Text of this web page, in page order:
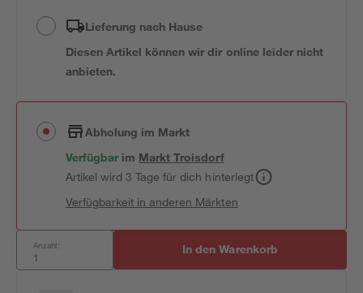
Lieferung nach Hause
Diesen Artikel können wir dir online leider nicht
anbieten.
Abholung im Markt
Verfügbar im MarktTroisdorf
Artikel wird 3 Tage für dich hinterlegt
Verfügbarkeit in anderen Märkten
Anzahl: In den Warenkorb